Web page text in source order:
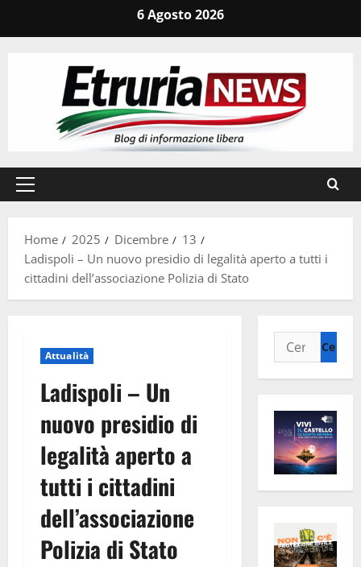
6 Agosto 2026
Menu
Home
2025 Dicembre
13
Ladispoli – Un nuovo presidio di legalità aperto a tutti i
cittadini dell’associazione Polizia di Stato
Attualità
Ladispoli – Un
nuovo presidio di
legalità aperto a
tutti i cittadini
dell’associazione
Polizia di Stato
Ricerca
per: